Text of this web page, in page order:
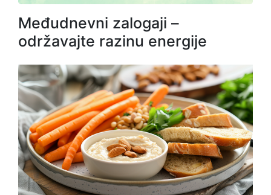
Međudnevni zalogaji –
održavajte razinu energije